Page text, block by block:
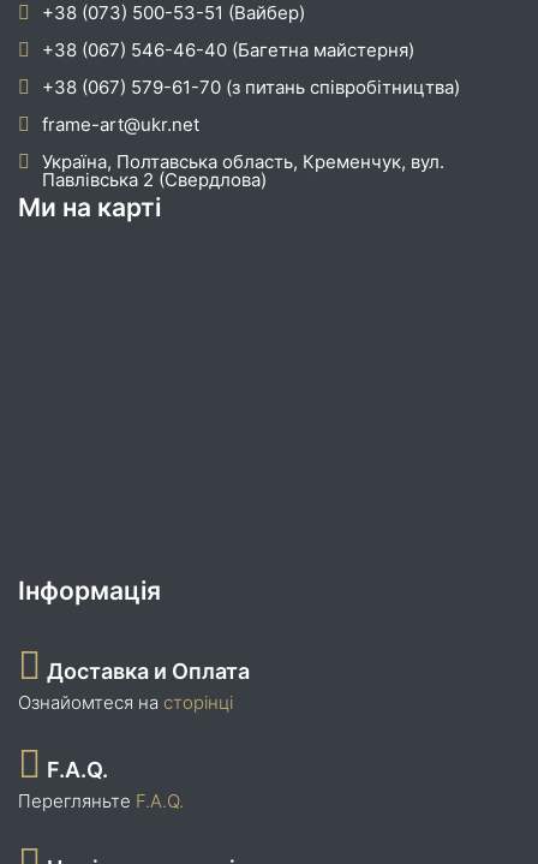
+38 (073) 500-53-51 (Вайбер)
+38 (067) 546-46-40 (Багетна майстерня)
+38 (067) 579-61-70 (з питань співробітництва)
frame-art@ukr.net
Україна, Полтавська область, Кременчук, вул.
Павлівська 2 (Свердлова)
Ми на карті
Інформація
Доставка и Оплата
Ознайомтеся на сторінці
F.A.Q.
Перегляньте F.A.Q.